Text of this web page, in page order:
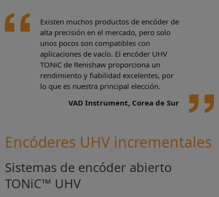
Existen muchos productos de encóder de
alta precisión en el mercado, pero solo
unos pocos son compatibles con
aplicaciones de vacío. El encóder UHV
TONiC de Renishaw proporciona un
rendimiento y fiabilidad excelentes, por
lo que es nuestra principal elección.
VAD Instrument, Corea de Sur
Encóderes UHV incrementales
Sistemas de encóder abierto
TONiC™ UHV